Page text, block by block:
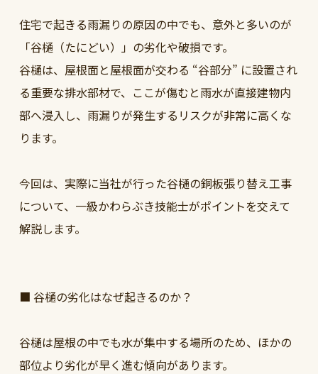
住宅で起きる雨漏りの原因の中でも、意外と多いのが
「谷樋（たにどい）」の劣化や破損です。
谷樋は、屋根面と屋根面が交わる “谷部分” に設置され
る重要な排水部材で、ここが傷むと雨水が直接建物内
部へ浸入し、雨漏りが発生するリスクが非常に高くな
ります。
今回は、実際に当社が行った谷樋の銅板張り替え工事
について、一級かわらぶき技能士がポイントを交えて
解説します。
■ 谷樋の劣化はなぜ起きるのか？
谷樋は屋根の中でも水が集中する場所のため、ほかの
部位より劣化が早く進む傾向があります。